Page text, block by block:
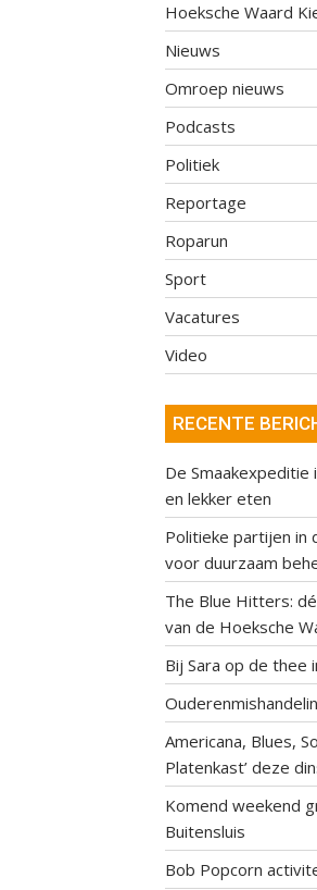
Hoeksche Waard
Nieuws
Omroep nieuws
Podcasts
Politiek
Reportage
Roparun
Sport
Vacatures
Video
RECENTE
De
en lekker eten
Politieke partijen in
voor duurzaam
The Blue Hitters:
van de Hoeksche
Bij Sara op de thee
Americana, Blues,
Platenkast’ deze
Komend weekend
Buitensluis
Bob Popcorn